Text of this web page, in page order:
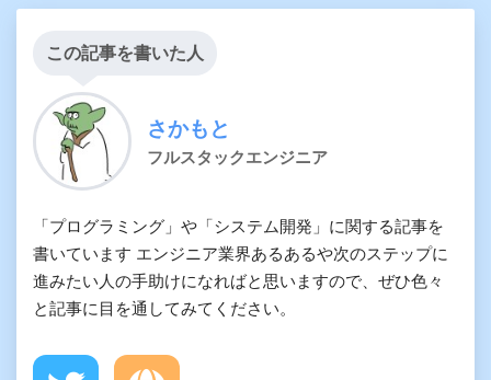
この記事を書いた人
さかもと
フルスタックエンジニア
「プログラミング」や「システム開発」に関する記事を
書いています エンジニア業界あるあるや次のステップに
進みたい人の手助けになればと思いますので、ぜひ色々
と記事に目を通してみてください。